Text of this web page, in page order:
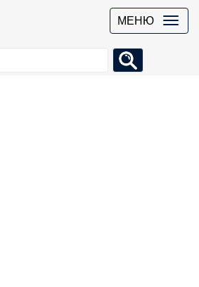
МЕНЮ